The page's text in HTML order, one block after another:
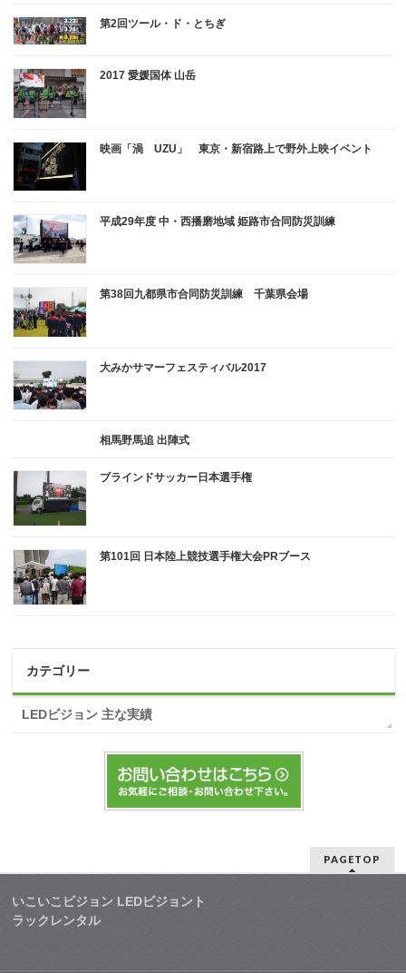
第2回ツール・ド・とちぎ
2017 愛媛国体 山岳
映画「渦 UZU」 東京・新宿路上で野外上映イベント
平成29年度 中・西播磨地域 姫路市合同防災訓練
第38回九都県市合同防災訓練 千葉県会場
大みかサマーフェスティバル2017
相馬野馬追 出陣式
ブラインドサッカー日本選手権
第101回 日本陸上競技選手権大会PRブース
カテゴリー
LEDビジョン 主な実績
PAGETOP
いこいこビジョン LEDビジョント
ラックレンタル